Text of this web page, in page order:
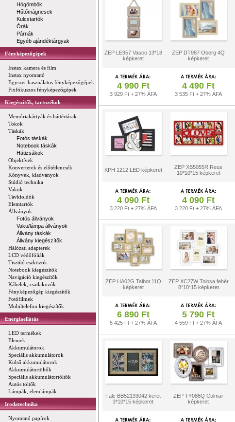
Hógömbök
Hűtőmágnesek
Kulcstartók
Órák
Párnák
Egyéb ajándéktárgyak
Fényképezőgépek
Instax kamera és film
Instax nyomtató
Egyszer használatos fényképezőgépek
Fixfókuszos fényképezőgépek
Kiegészítők, tartozékok
Memóriakártyák és háttértárak
Tokok
Táskák
Fotós táskák
Notebook táskák
Hátizsákok
Objektívek
Konverterek és előtétlencsék
Könyvek, kiadványok
Stúdió technika
Vakuk
Távkioldók
Elemtartók
Állványok
Fotós állványok
Vaku/lámpa állványok
Állvány táskák
Állvány kiegészítők
Hálózati adapterek
LCD védőfóliák
Tisztító eszközök
Notebook kiegészítők
Navigáció kiegészítők
Kábelek, csatlakozók
Fényképezőgép kiegészítők
Fotófilmek
Mobiltelefon kiegészítők
Energiaellátás
LED termékek
Elemek
Akkumulátorok
Speciális akkumulátorok
Külső akkumulátorok
Akkumulátortöltők
Speciális akkumulátortöltők
Autós töltők
Lámpák, elemlámpák
Irodatechnika
Nyomtató papírok
ZEP LE957 Vasco 13*18
képkeret
ZEP DT987 Oberg 4Q
képkeret
4 990 Ft
3 929 Ft + 27% ÁFA
4 490 Ft
3 535 Ft + 27% ÁFA
KPH 1212 LED képkeret
ZEP XB5055R Reus
10*10*15 képkeret
4 090 Ft
3 220 Ft + 27% ÁFA
4 090 Ft
3 220 Ft + 27% ÁFA
ZEP HA02G Talbot 11Q
képkeret
ZEP XC27W Tolosa fehér
8*10*15 képkeret
6 890 Ft
5 425 Ft + 27% ÁFA
5 790 Ft
4 559 Ft + 27% ÁFA
Falc BB52133042 keret
3*10*15 képkeret
ZEP TY086Q Colmar
képkeret